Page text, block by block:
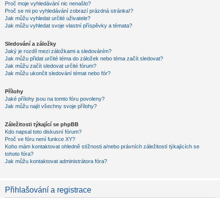
Proč moje vyhledávání nic nenašlo?
Proč se mi po vyhledávání zobrazí prázdná stránka!?
Jak můžu vyhledat určité uživatele?
Jak můžu vyhledat svoje vlastní příspěvky a témata?
Sledování a záložky
Jaký je rozdíl mezi záložkami a sledováním?
Jak můžu přidat určité téma do záložek nebo téma začít sledovat?
Jak můžu začít sledovat určité fórum?
Jak můžu ukončit sledování témat nebo fór?
Přílohy
Jaké přílohy jsou na tomto fóru povoleny?
Jak můžu najít všechny svoje přílohy?
Záležitosti týkající se phpBB
Kdo napsal toto diskusní fórum?
Proč ve fóru není funkce XY?
Koho mám kontaktovat ohledně stížnosti a/nebo právních záležitostí týkajících se
tohoto fóra?
Jak můžu kontaktovat administrátora fóra?
Přihlašování a registrace